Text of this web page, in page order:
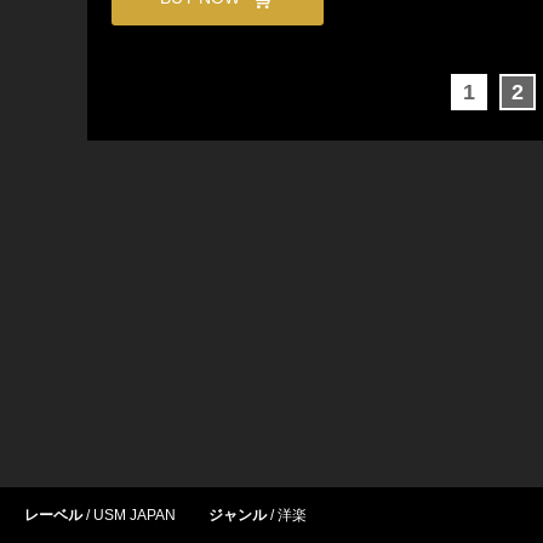
1 2
レーベル USM JAPAN ジャンル 洋楽